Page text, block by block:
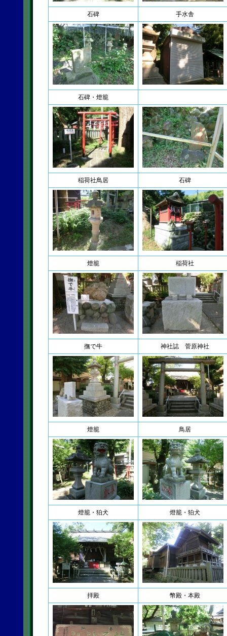
石碑 手水舎
石碑・燈籠
稲荷社鳥居 石碑
燈籠 稲荷社
撫で牛 神社誌 菅原神社
燈籠 鳥居
燈籠・狛犬 燈籠・狛犬
拝殿 幣殿・本殿